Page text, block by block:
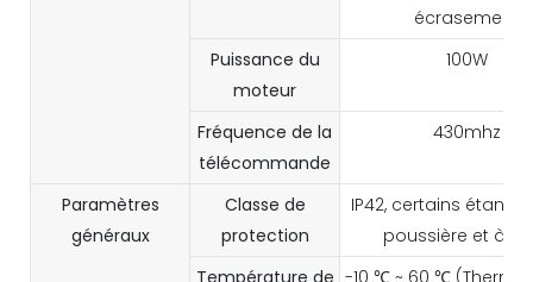
écrasement
Puissance du
moteur
100W
Fréquence de la
télécommande
430mhz
Paramètres
généraux
Classe de
protection
IP42, certains
poussière et à
Température de -10 ℃ ~ 60 ℃